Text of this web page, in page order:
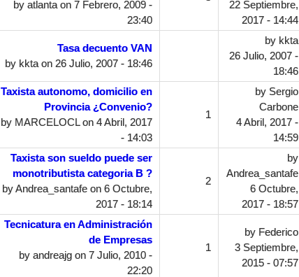
by atlantaon 7 Febrero, 2009 -
23:40
22 Septiembre,
2017 - 14:44
Tasa decuento VAN
by kktaon 26 Julio, 2007 - 18:46
by kkta
26 Julio, 2007 -
18:46
Taxista autonomo, domicilio en
Provincia ¿Convenio?
by MARCELOCLon 4 Abril, 2017
- 14:03
1
by Sergio
Carbone
4 Abril, 2017 -
14:59
Taxista son sueldo puede ser
monotributista categoria B ?
byAndrea_santafeon 6 Octubre,
2017 - 18:14
2
by
Andrea_santafe
6 Octubre,
2017 - 18:57
Tecnicatura en Administración
de Empresas
by andreajgon 7 Julio, 2010 -
22:20
1
by Federico
3 Septiembre,
2015 - 07:57